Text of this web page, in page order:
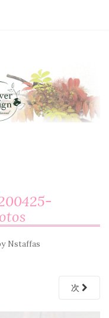
Nstaffas
次